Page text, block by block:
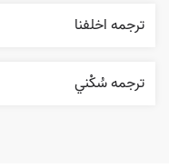
ترجمه اخلفنا
ترجمه سُکْني